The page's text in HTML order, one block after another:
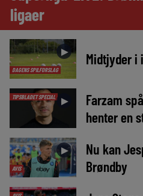
ligaer
DAGENS SPILFORSLAG
► Midtjyder i
TIPSBLADET SPECIAL ►
Farzam
henter en
AVIS
►
Nu kan
Brøndby